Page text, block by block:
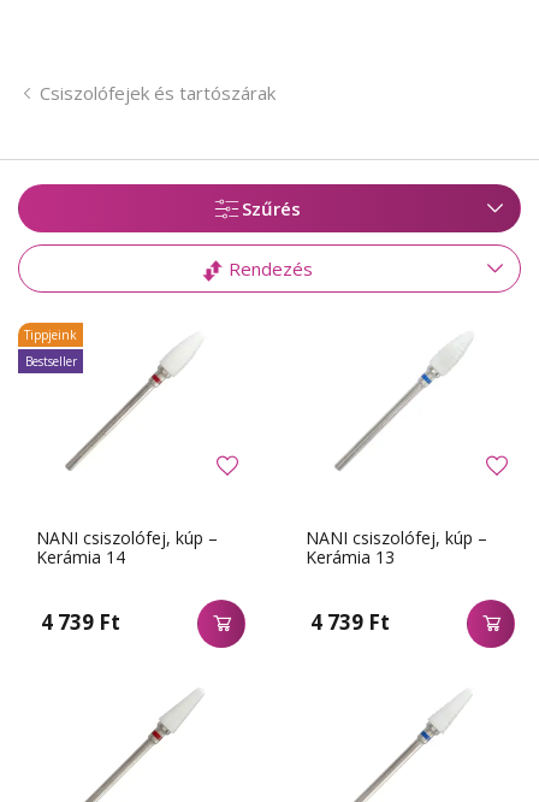
Csiszolófejek és tartószárak
Szűrés
Rendezés
NANI csiszolófej, kúp –
Kerámia 14
4 739 Ft
Tippjeink
Bestseller
NANI csiszolófej, kúp –
Kerámia 13
4 739 Ft